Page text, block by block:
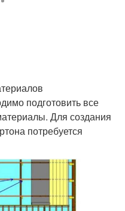
подготовить все
Для создания
потребуется